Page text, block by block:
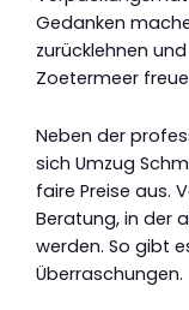
Gedanken
zurücklehnen
Zoetermeer
Neben der
sich Umzug
faire Preise aus.
Beratung, in der
werden. So gibt
Überraschungen.